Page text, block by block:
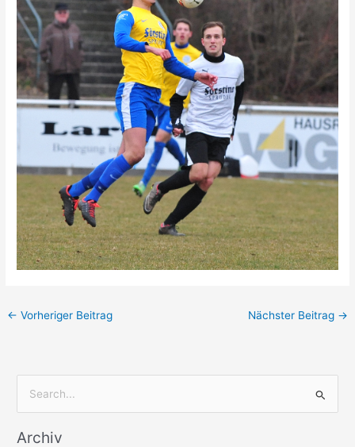
← Vorheriger Beitrag Nächster Beitrag →
c
Archiv